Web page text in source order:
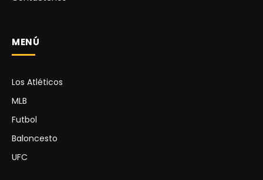
MENÚ
Los Atléticos
MLB
Futbol
Baloncesto
UFC